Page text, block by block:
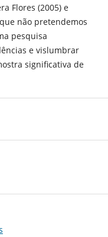
Flores (2005) e
não pretendemos
pesquisa
e vislumbrar
significativa de